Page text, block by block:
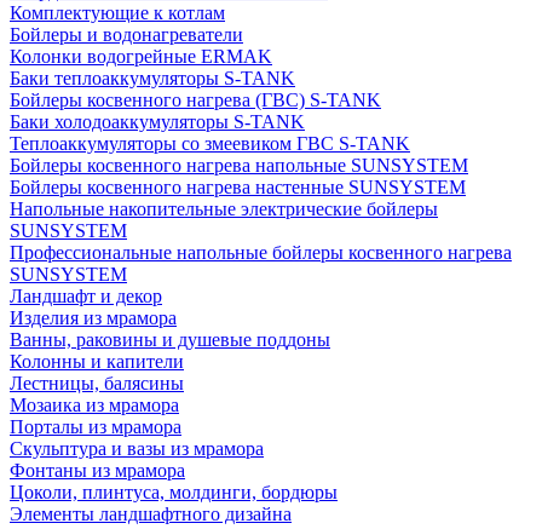
Комплектующие к котлам
Бойлеры и водонагреватели
Колонки водогрейные ERMAK
Баки теплоаккумуляторы S-TANK
Бойлеры косвенного нагрева (ГВС) S-TANK
Баки холодоаккумуляторы S-TANK
Теплоаккумуляторы со змеевиком ГВС S-TANK
Бойлеры косвенного нагрева напольные SUNSYSTEM
Бойлеры косвенного нагрева настенные SUNSYSTEM
Напольные накопительные электрические бойлеры
SUNSYSTEM
Профессиональные напольные бойлеры косвенного нагрева
SUNSYSTEM
Ландшафт и декор
Изделия из мрамора
Ванны, раковины и душевые поддоны
Колонны и капители
Лестницы, балясины
Мозаика из мрамора
Порталы из мрамора
Скульптура и вазы из мрамора
Фонтаны из мрамора
Цоколи, плинтуса, молдинги, бордюры
Элементы ландшафтного дизайна